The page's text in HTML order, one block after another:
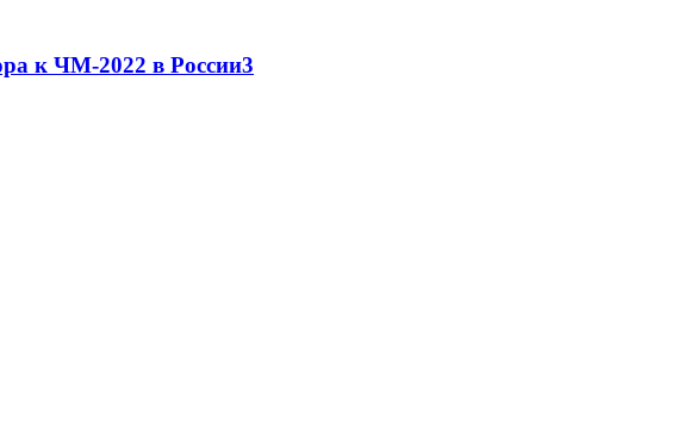
к ЧМ-2022 в России3